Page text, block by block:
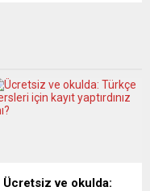
Ücretsiz ve okulda: